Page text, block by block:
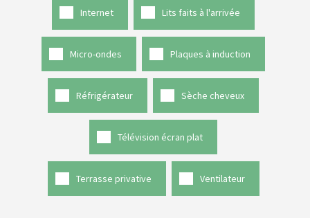
Internet Lits faits à l'arrivée
Micro-ondes Plaques à induction
Réfrigérateur Sèche cheveux
Télévision écran plat
Terrasse privative Ventilateur